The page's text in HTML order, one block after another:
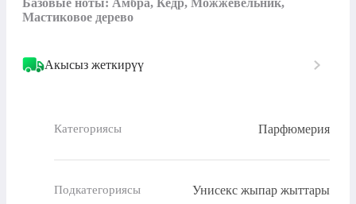
Базовые ноты: Амбра, Кедр, Можжевельник,
Мастиковое дерево
Акысыз жеткирүү
Категориясы Парфюмерия
Подкатегориясы Унисекс жыпар жыттары